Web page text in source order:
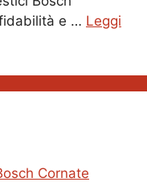
e … Leggi
Cornate